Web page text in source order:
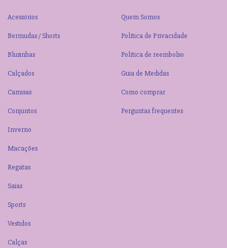
Acessórios
Bermudas / Shorts
Blusinhas
Calçados
Camisas
Conjuntos
Inverno
Macações
Regatas
Saias
Sports
Vestidos
Calças
Quem Somos
Política de Privacidade
Política de reembolso
Guia de Medidas
Como comprar
Perguntas frequentes